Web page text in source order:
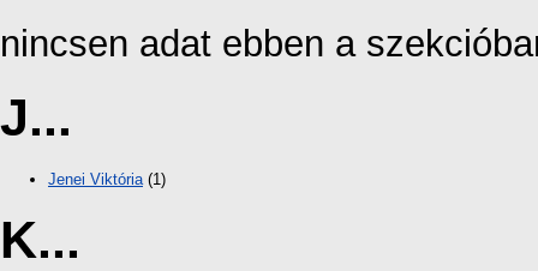
nincsen adat ebben a
J...
Jenei Viktória(1)
K...